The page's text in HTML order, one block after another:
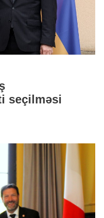
seçilməsi